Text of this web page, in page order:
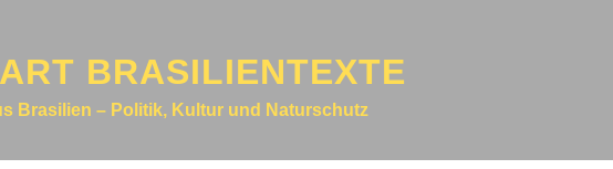
BRASILIENTEXTE
Brasilien – Politik, Kultur und Naturschutz